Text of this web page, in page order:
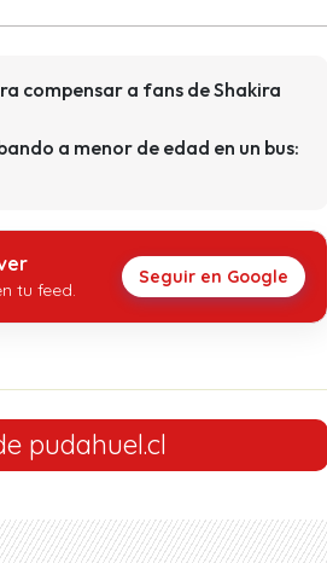
compensar a fans de Shakira
a menor de edad en un bus:
tu feed.
Seguir en Google
pudahuel.cl